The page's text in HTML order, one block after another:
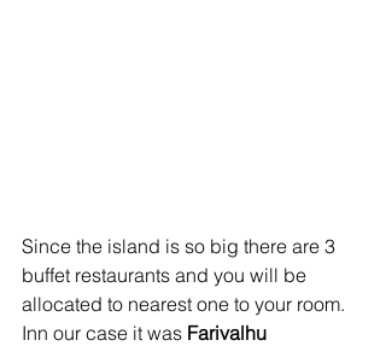
Since the island is so big there are 3
buffet restaurants and you will be
allocated to nearest one to your room.
Inn our case it was Farivalhu